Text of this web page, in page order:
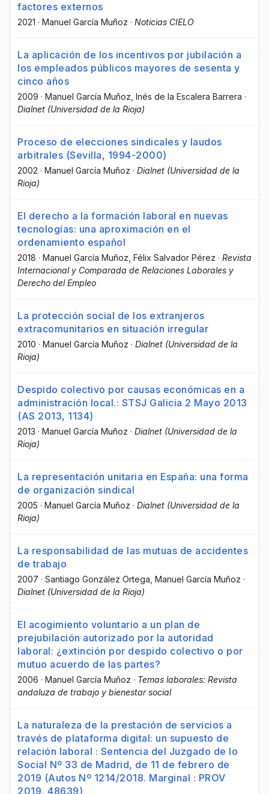
factores externos
2021 · Manuel García Muñoz · Noticias CIELO
La aplicación de los incentivos por jubilación a
los empleados públicos mayores de sesenta y
cinco años
2009 · Manuel García Muñoz , Inés de la Escalera Barrera ·
Dialnet (Universidad de la Rioja)
Proceso de elecciones sindicales y laudos
arbitrales (Sevilla, 1994-2000)
2002 · Manuel García Muñoz · Dialnet (Universidad de la
Rioja)
El derecho a la formación laboral en nuevas
tecnologías: una aproximación en el
ordenamiento español
2018 · Manuel García Muñoz , Félix Salvador Pérez · Revista
Internacional y Comparada de Relaciones Laborales y
Derecho del Empleo
La protección social de los extranjeros
extracomunitarios en situación irregular
2010 · Manuel García Muñoz · Dialnet (Universidad de la
Rioja)
Despido colectivo por causas económicas en a
administración local.: STSJ Galicia 2 Mayo 2013
(AS 2013, 1134)
2013 · Manuel García Muñoz · Dialnet (Universidad de la
Rioja)
La representación unitaria en España: una forma
de organización sindical
2005 · Manuel García Muñoz · Dialnet (Universidad de la
Rioja)
La responsabilidad de las mutuas de accidentes
de trabajo
2007 · Santiago González Ortega , Manuel García Muñoz ·
Dialnet (Universidad de la Rioja)
El acogimiento voluntario a un plan de
prejubilación autorizado por la autoridad
laboral: ¿extinción por despido colectivo o por
mutuo acuerdo de las partes?
2006 · Manuel García Muñoz · Temas laborales: Revista
andaluza de trabajo y bienestar social
La naturaleza de la prestación de servicios a
través de plataforma digital: un supuesto de
relación laboral : Sentencia del Juzgado de lo
Social Nº 33 de Madrid, de 11 de febrero de
2019 (Autos Nº 1214/2018. Marginal : PROV
2019, 48639)